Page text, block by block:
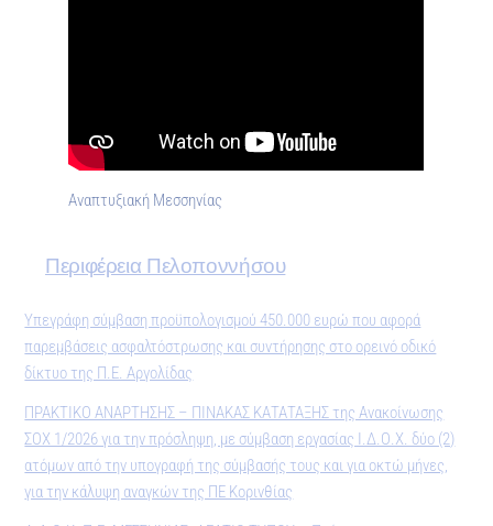
Αναπτυξιακή Μεσσηνίας
Περιφέρεια Πελοποννήσου
Υπεγράφη σύμβαση προϋπολογισμού 450.000 ευρώ που αφορά
παρεμβάσεις ασφαλτόστρωσης και συντήρησης στο ορεινό οδικό
δίκτυο της Π.Ε. Αργολίδας
ΠΡΑΚΤΙΚO ΑΝΑΡΤΗΣΗΣ – ΠΙΝΑΚΑΣ ΚΑΤΑΤΑΞΗΣ της Ανακοίνωσης
ΣΟΧ 1/2026 για την πρόσληψη, με σύμβαση εργασίας Ι.Δ.Ο.Χ. δύο (2)
ατόμων από την υπογραφή της σύμβασής τους και για οκτώ μήνες,
για την κάλυψη αναγκών της ΠΕ Κορινθίας